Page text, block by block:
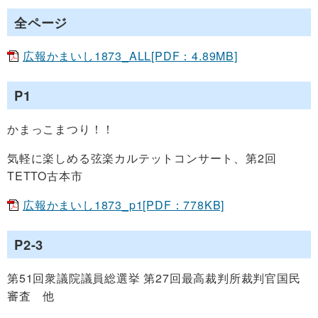
全ページ
広報かまいし1873_ALL[PDF：4.89MB]
P1
かまっこまつり！！
気軽に楽しめる弦楽カルテットコンサート、第2回
TETTO古本市
広報かまいし1873_p1[PDF：778KB]
P2-3
第51回衆議院議員総選挙 第27回最高裁判所裁判官国民
審査 他